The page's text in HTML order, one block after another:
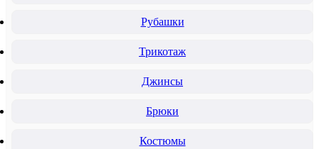
Рубашки
Трикотаж
Джинсы
Брюки
Костюмы